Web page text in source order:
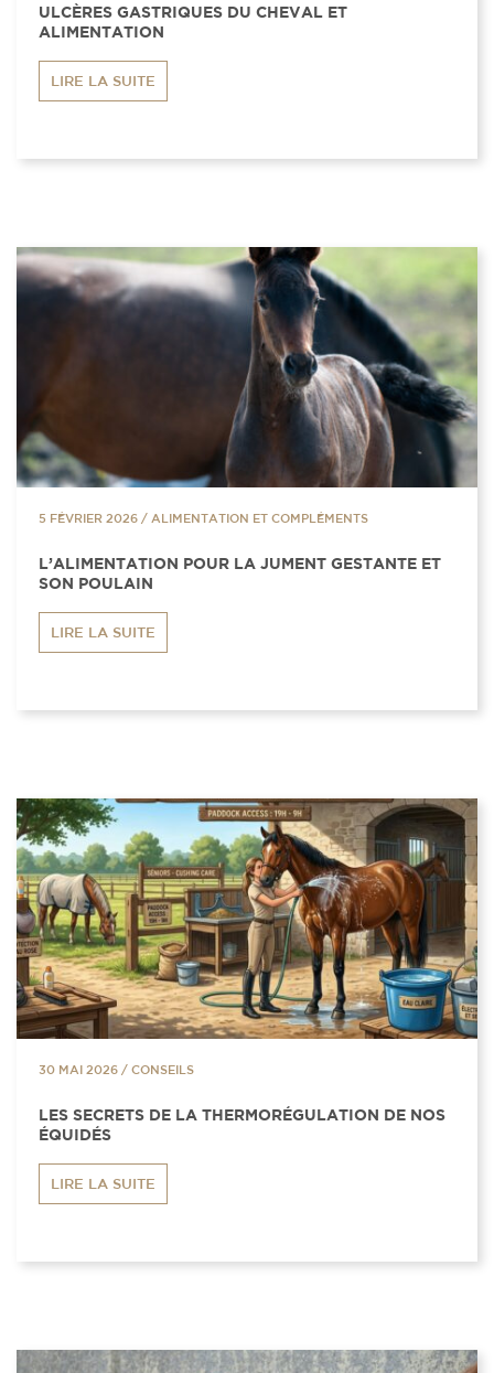
ULCÈRES GASTRIQUES DU CHEVAL ET
ALIMENTATION
LIRE LA SUITE
5 FÉVRIER 2026 / ALIMENTATION ET COMPLÉMENTS
L’ALIMENTATION POUR LA JUMENT GESTANTE ET
SON POULAIN
LIRE LA SUITE
30 MAI 2026 / CONSEILS
LES SECRETS DE LA THERMORÉGULATION DE NOS
ÉQUIDÉS
LIRE LA SUITE